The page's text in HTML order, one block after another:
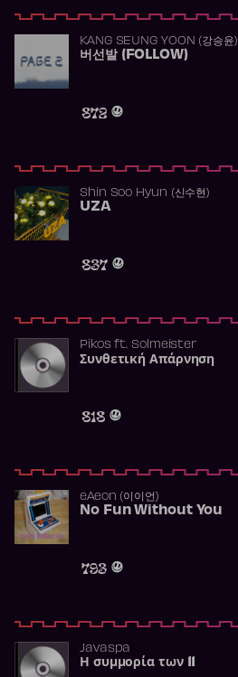
KANG SEUNG YOON (강승윤)
버선발 (FOLLOW)
872
Shin Soo Hyun (신수현)
UZA
837
Pikosft. Solmeister
Συνθετική Απάρνηση
818
​eAeon (이이언)
No Fun Without You
793
Javaspa
Η συμμορία των 11